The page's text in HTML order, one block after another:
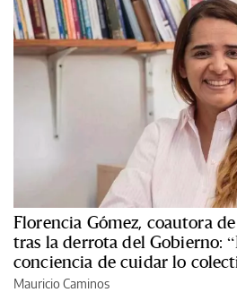
Florencia Gómez, coautora
tras la derrota del Gobierno:
conciencia de cuidar lo
Mauricio Caminos